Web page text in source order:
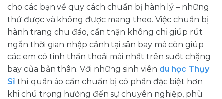
cho các bạn về quy cách chuẩn bị hành lý – những
thứ được và không được mang theo. Việc chuẩn bị
hành trang chu đáo, cẩn thận không chỉ giúp rút
ngắn thời gian nhập cảnh tại sân bay mà còn giúp
các em có tinh thần thoải mái nhất trên suốt chặng
bay của bản thân. Với những sinh viên du học Thụy
Sĩ thì quần áo cần chuẩn bị có phần đặc biệt hơn
khi chú trọng hướng đến sự chuyên nghiệp, phù